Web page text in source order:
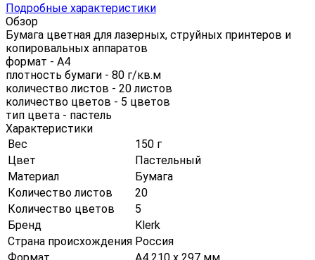
Подробные характеристики
Обзор
Бумага цветная для лазерных, струйных принтеров и
копировальных аппаратов
формат - А4
плотность бумаги - 80 г/кв.м
количество листов - 20 листов
количество цветов - 5 цветов
тип цвета - пастель
Характеристики
Вес
150 г
Цвет
Пастельный
Материал
Бумага
Количество листов
20
Количество цветов
5
Бренд
Klerk
Страна происхождения Россия